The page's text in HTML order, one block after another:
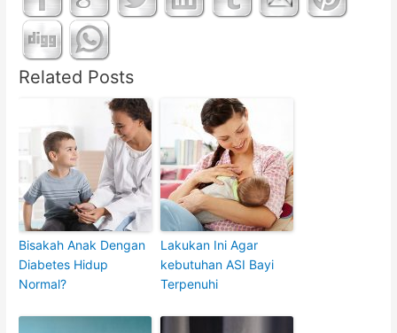
Related Posts
Bisakah Anak Dengan
Diabetes Hidup
Normal?
Lakukan Ini Agar
kebutuhan ASI Bayi
Terpenuhi